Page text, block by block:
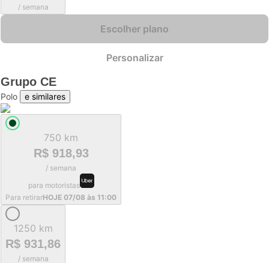
/ semana
Escolher plano
Personalizar
Grupo CE
Polo e similares
750 km
R$ 918,93
/ semana
para motoristas
Para retirarHOJE 07/08 às 11:00
1250 km
R$ 931,86
/ semana